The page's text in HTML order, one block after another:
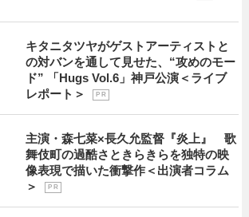
キタニタツヤがゲストアーティストと
の対バンを通して見せた、“攻めのモー
ド” 「Hugs Vol.6」神戸公演＜ライブ
レポート＞
P R
主演・森七菜×長久允監督『炎上』 歌
舞伎町の過酷さときらきらを独特の映
像表現で描いた衝撃作＜出演者コラム
＞
P R